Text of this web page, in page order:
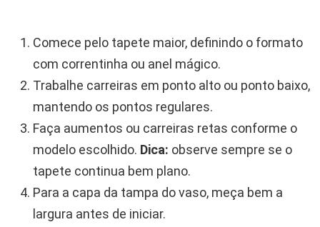
Comece pelo tapete maior, definindo o formato
com correntinha ou anel mágico.
Trabalhe carreiras em ponto alto ou ponto baixo,
mantendo os pontos regulares.
Faça aumentos ou carreiras retas conforme o
modelo escolhido. Dica: observe sempre se o
tapete continua bem plano.
Para a capa da tampa do vaso, meça bem a
largura antes de iniciar.